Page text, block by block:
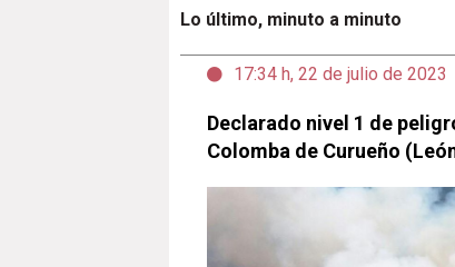
Lo último, minuto a minuto
17:34 h, 22 de julio de 2023
Declarado nivel 1 de
Colomba de Curueño